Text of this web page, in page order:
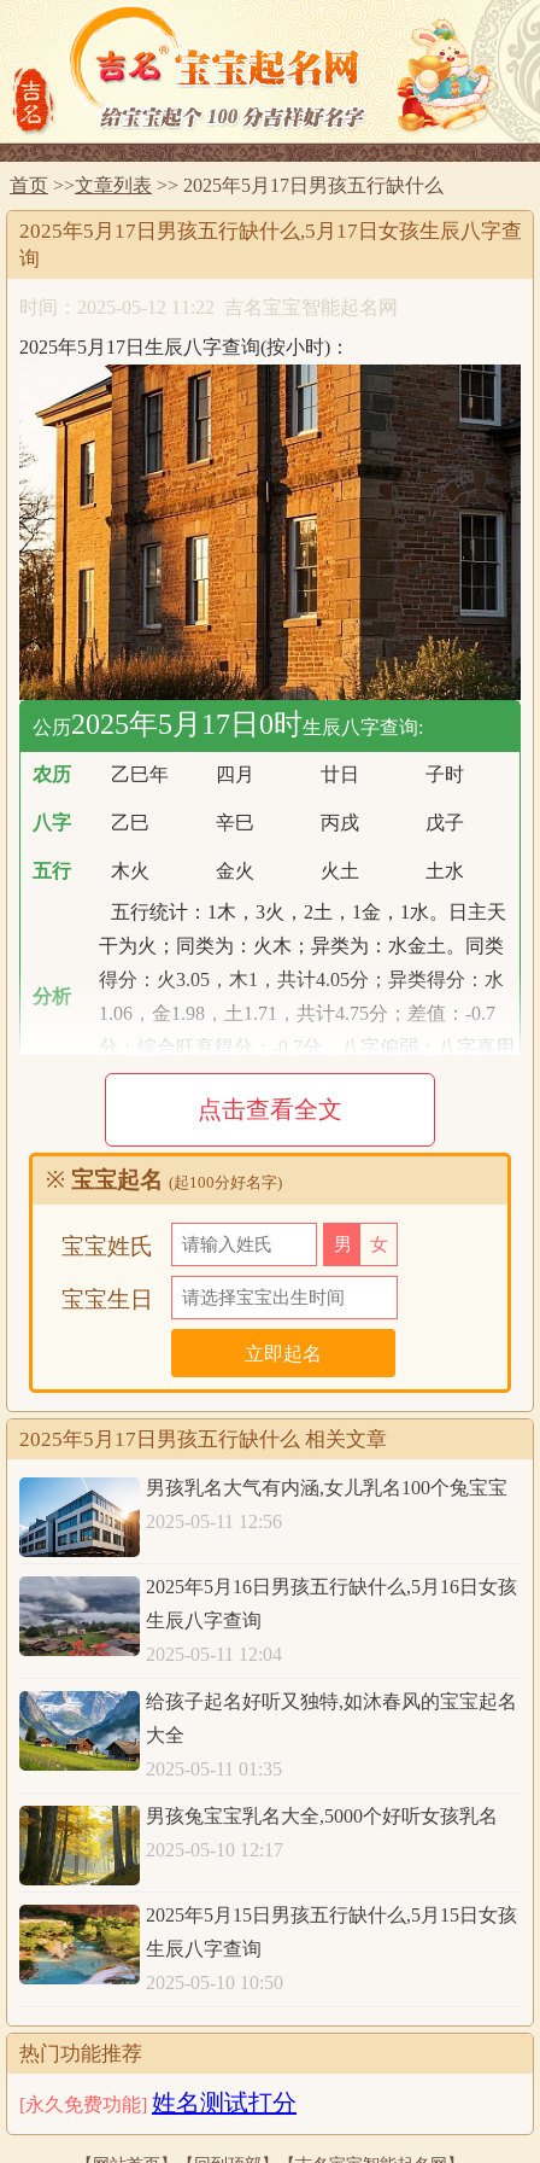
首页 >>文章列表 >> 2025年5月17日男孩五行缺什么
2025年5月17日男孩五行缺什么,5月17日女孩生辰八字查
询
时间：2025-05-12 11:22 吉名宝宝智能起名网
2025年5月17日生辰八字查询(按小时)：
公历2025年5月17日0时生辰八字查询:
农历 乙巳年 四月 廿日 子时
八字 乙巳 辛巳 丙戌 戊子
五行 木火 金火 火土 土水
分析
五行统计：1木，3火，2土，1金，1水。日主天
干为火；同类为：火木；异类为：水金土。同类
得分：火3.05，木1，共计4.05分；异类得分：水
1.06，金1.98，土1.71，共计4.75分；差值：-0.7
分；综合旺衰得分：-0.7分，八字偏弱；八字喜用
神：八字偏弱，八字喜木
公历2025年5月17日1时生辰八字查询:
农历 乙巳年 四月 廿日 丑时
八字 乙巳 辛巳 丙戌
五行 木火 金火 火土
分析
五行统计：1木，3火，3土，1金，0水。五行缺
水；日主天干为火；同类为：火木；异类为：水
金土。同类得分：火3.05，木1，共计4.05分；异
类得分：水0.32，金2.19，土2.28，共计4.79分；
差值：-0.74分；综合旺衰得分：-0.74分，八字偏
弱；八字喜用神：八字偏弱，八字喜木
公历2025年5月17日2时生辰八字查询:
农历 乙巳年
八字 乙巳 辛巳 丙戌 己丑
五行 木火
分析
五行统计：1木，3火，3土，1金，0水。五行缺
水；日主天干为火；同类为：火木；异类为：水
金土。同类得分：火3.05，木1，共计4.05分；异
类得分：水0.32，金2.19，土2.28，共计4.79分；
差值：-0.74分；综合旺衰得分：-0.74分，八字偏
弱；八字喜用神：八字偏弱，八字喜木
公历2025年5月17日3时生辰八字查询:
农历 乙巳年 四月 廿日 寅时
点击查看全文
※ 宝宝起名 (起100分好名字)
宝宝姓氏 男 女
宝宝生日
2025年5月17日男孩五行缺什么 相关文章
男孩乳名大气有内涵,女儿乳名100个兔宝宝
2025-05-11 12:56
2025年5月16日男孩五行缺什么,5月16日女孩
生辰八字查询
2025-05-11 12:04
给孩子起名好听又独特,如沐春风的宝宝起名
大全
2025-05-11 01:35
男孩兔宝宝乳名大全,5000个好听女孩乳名
2025-05-10 12:17
2025年5月15日男孩五行缺什么,5月15日女孩
生辰八字查询
2025-05-10 10:50
热门功能推荐
[永久免费功能] 姓名测试打分